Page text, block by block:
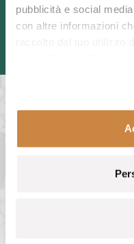
pubblicità e social
con altre informazioni